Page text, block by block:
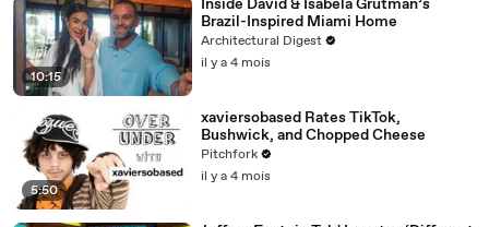
10:15
Inside David & Isabela Grutman’s
Brazil-Inspired Miami Home
Architectural Digest
il y a 4 mois
5:50
xaviersobased Rates TikTok,
Bushwick, and Chopped Cheese
Pitchfork
il y a 4 mois